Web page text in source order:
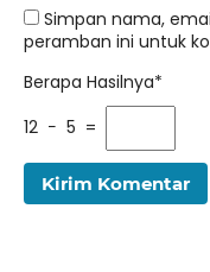
Simpan nama,
peramban ini untuk
Berapa Hasilnya*
12 − 5 =